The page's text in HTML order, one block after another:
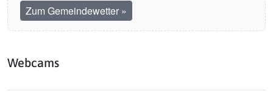
Zum Gemeindewetter »
Webcams